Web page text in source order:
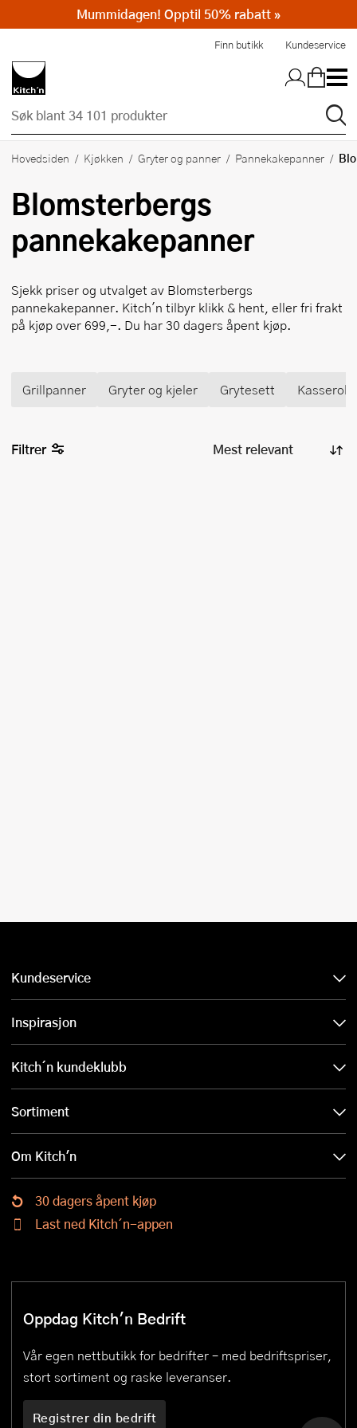
Finn butikk Kundeservice
Hovedsiden Kjøkken Gryter og panner Pannekakepanner
Blomsterbergs
pannekakepanner
Sjekk priser og utvalget av Blomsterbergs
pannekakepanner. Kitch'n tilbyr klikk & hent, eller fri frakt
på kjøp over 699,-. Du har 30 dagers åpent kjøp.
Grillpanner Gryter og kjeler Grytesett
Filtrer
Kundeservice
Inspirasjon
Kitch´n kundeklubb
Sortiment
Om Kitch'n
30 dagers åpent kjøp
Last ned Kitch´n-appen
Oppdag Kitch'n Bedrift
Vår egen nettbutikk for bedrifter – med bedriftspriser,
stort sortiment og raske leveranser.
Registrer din bedrift
Mummidagen! Opptil 50% rabatt »